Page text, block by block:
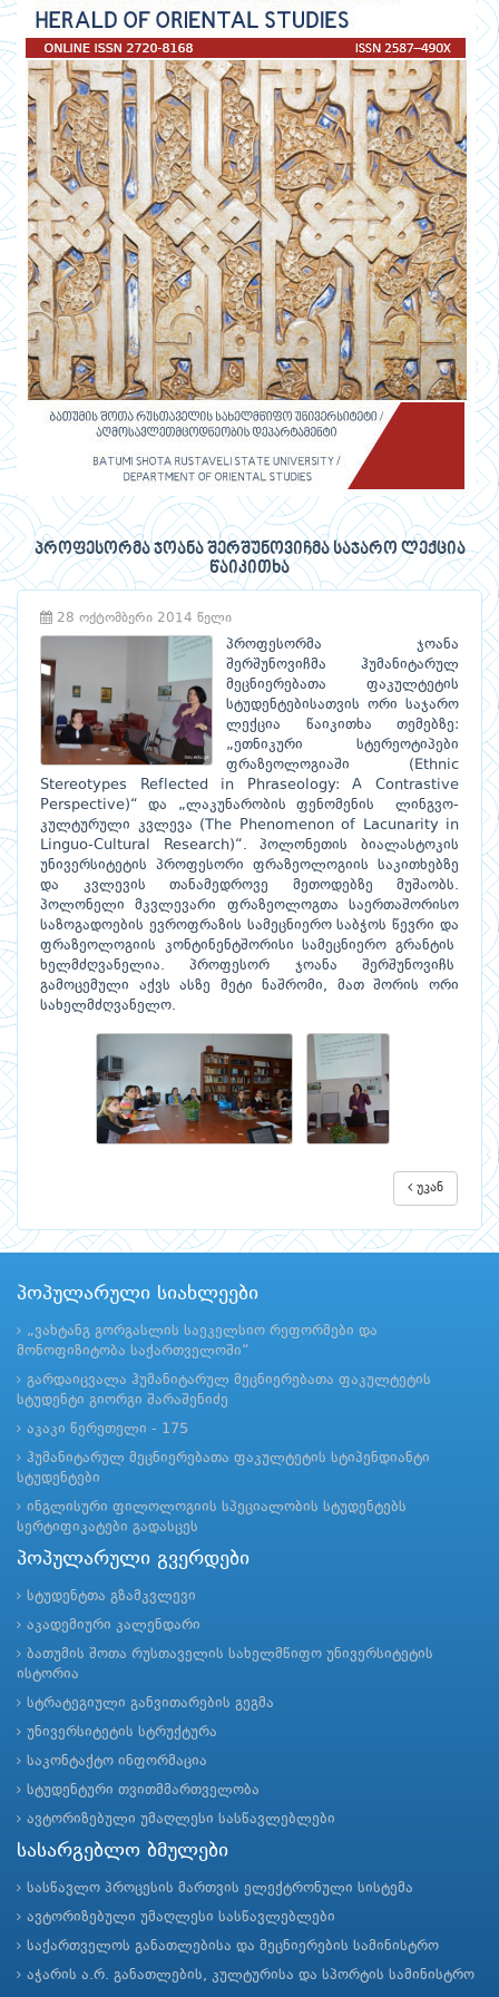
პროფესორმა ჯოანა შერშუნოვიჩმა საჯარო ლექცია
წაიკითხა
28 ოქტომბერი 2014 წელი
პროფესორმა ჯოანა
შერშუნოვიჩმა ჰუმანიტარულ
მეცნიერებათა ფაკულტეტის
სტუდენტებისათვის ორი საჯარო
ლექცია წაიკითხა თემებზე:
„ეთნიკური სტერეოტიპები
ფრაზეოლოგიაში (Ethnic
Stereotypes Reflected in Phraseology: A Contrastive
Perspective)“ და „ლაკუნარობის ფენომენის ლინგვო-
კულტურული კვლევა (The Phenomenon of Lacunarity in
Linguo-Cultural Research)“. პოლონეთის ბიალასტოკის
უნივერსიტეტის პროფესორი ფრაზეოლოგიის საკითხებზე
და კვლევის თანამედროვე მეთოდებზე მუშაობს.
პოლონელი მკვლევარი ფრაზეოლოგთა საერთაშორისო
საზოგადოების ევროფრაზის სამეცნიერო საბჭოს წევრი და
ფრაზეოლოგიის კონტინენტშორისი სამეცნიერო გრანტის
ხელმძღვანელია. პროფესორ ჯოანა შერშუნოვიჩს
გამოცემული აქვს ასზე მეტი ნაშრომი, მათ შორის ორი
სახელმძღვანელო.
უკან
პოპულარული სიახლეები
„ვახტანგ გორგასლის საეკელსიო რეფორმები და
მონოფიზიტობა საქართველოში“
გარდაიცვალა ჰუმანიტარულ მეცნიერებათა ფაკულტეტის
სტუდენტი გიორგი შარაშენიძე
აკაკი წერეთელი - 175
ჰუმანიტარულ მეცნიერებათა ფაკულტეტის სტიპენდიანტი
სტუდენტები
ინგლისური ფილოლოგიის სპეციალობის სტუდენტებს
სერტიფიკატები გადასცეს
პოპულარული გვერდები
სტუდენტთა გზამკვლევი
აკადემიური კალენდარი
ბათუმის შოთა რუსთაველის სახელმწიფო უნივერსიტეტის
ისტორია
სტრატეგიული განვითარების გეგმა
უნივერსიტეტის სტრუქტურა
საკონტაქტო ინფორმაცია
სტუდენტური თვითმმართველობა
ავტორიზებული უმაღლესი სასწავლებლები
სასარგებლო ბმულები
სასწავლო პროცესის მართვის ელექტრონული სისტემა
ავტორიზებული უმაღლესი სასწავლებლები
საქართველოს განათლებისა და მეცნიერების სამინისტრო
აჭარის ა.რ. განათლების, კულტურისა და სპორტის სამინისტრო